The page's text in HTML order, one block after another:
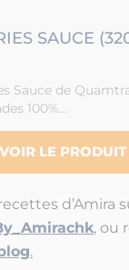
SAUCE
Sauce de
100%…
VOIR LE PRODUIT
d’Amira
, ou
.